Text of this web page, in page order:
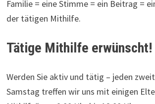
Familie = eine Stimme = ein Beitrag =
der tätigen Mithilfe.
Tätige Mithilfe erwünscht!
Werden Sie aktiv und tätig – jeden
Samstag treffen wir uns mit einigen